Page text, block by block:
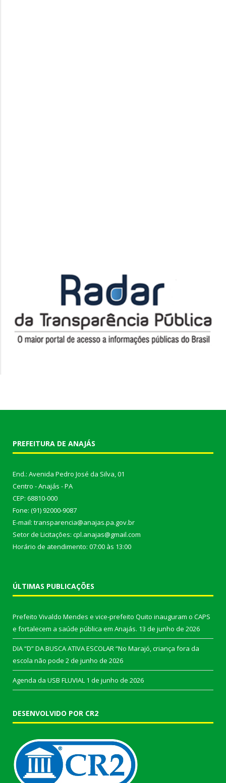
PREFEITURA DE ANAJÁS
End.: Avenida Pedro José da Silva, 01
Centro - Anajás - PA
CEP: 68810-000
Fone: (91) 92000-9087
E-mail: transparencia@anajas.pa.gov.br
Setor de Licitações: cpl.anajas@gmail.com
Horário de atendimento: 07:00 às 13:00
ÚLTIMAS PUBLICAÇÕES
Prefeito Vivaldo Mendes e vice-prefeito Quito inauguram o CAPS
e fortalecem a saúde pública em Anajás. 13 de junho de 2026
DIA “D” DA BUSCA ATIVA ESCOLAR “No Marajó, criança fora da
escola não pode 2 de junho de 2026
Agenda da USB FLUVIAL 1 de junho de 2026
DESENVOLVIDO POR CR2